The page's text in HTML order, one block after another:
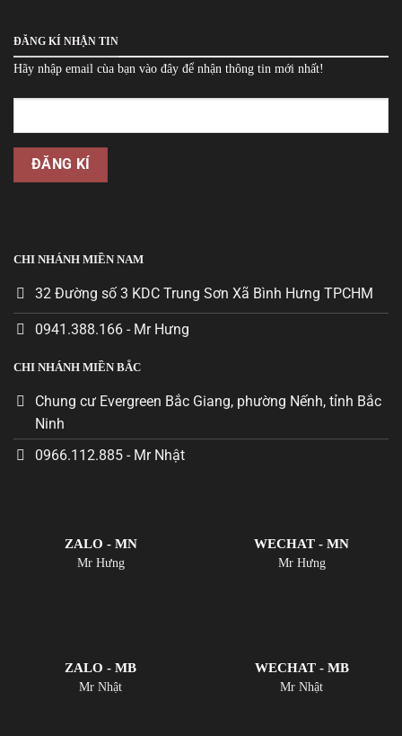
ĐĂNG KÍ NHẬN TIN
Hãy nhập email cùa bạn vào đây để nhận thông tin mới nhất!
CHI NHÁNH MIỀN NAM
32 Đường số 3 KDC Trung Sơn Xã Bình Hưng TPCHM
0941.388.166 - Mr Hưng
CHI NHÁNH MIỀN BẮC
Chung cư Evergreen Bắc Giang, phường Nếnh, tỉnh Bắc
Ninh
0966.112.885 - Mr Nhật
ZALO - MN
Mr Hưng
WECHAT - MN
Mr Hưng
ZALO - MB
Mr Nhật
WECHAT - MB
Mr Nhật